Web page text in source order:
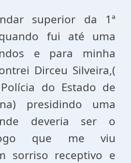
superior da 1ª
quando fui até uma
e para minha
Dirceu Silveira,(
do Estado de
presidindo uma
deveria ser o
que me viu
sorriso receptivo e